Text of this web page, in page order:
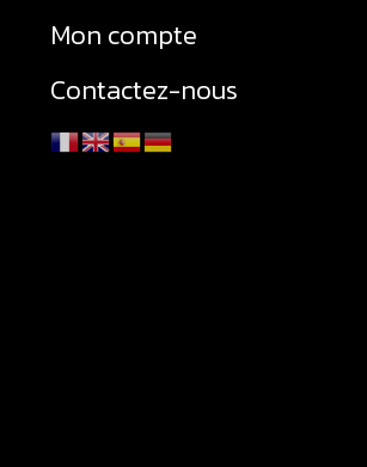
Mon compte
Contactez-nous